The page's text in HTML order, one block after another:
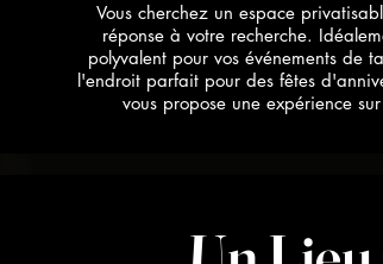
​Vous cherchez un espace
réponse à votre recherche.
polyvalent pour vos événements de
l'endroit parfait pour des fêtes
vous propose une expérience